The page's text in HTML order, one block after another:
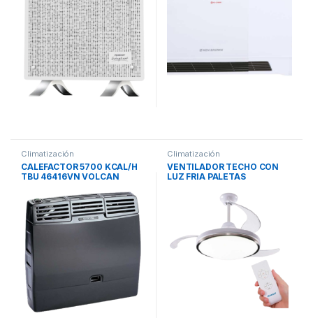
Climatización
CALEFACTOR 5700 KCAL/H
TBU 46416VN VOLCAN
Climatización
VENTILADOR TECHO CON
LUZ FRIA PALETAS